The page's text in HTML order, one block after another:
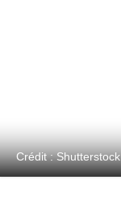
Crédit : Shutterstock